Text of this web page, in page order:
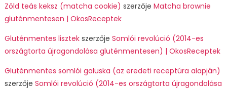
Zöld teás keksz (matcha cookie) szerzője Matcha brownie
gluténmentesen | OkosReceptek
Gluténmentes lisztekszerzője Somlói revolúció (2014-es
országtorta újragondolása gluténmentesen) | OkosReceptek
Gluténmentes somlói galuska (az eredeti receptúra alapján)
szerzője Somlói revolúció (2014-es országtorta újragondolása